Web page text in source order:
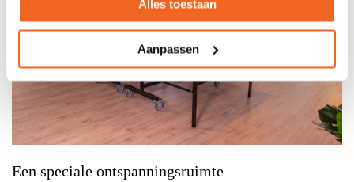
Alles toestaan
Aanpassen
Een speciale ontspanningsruimte